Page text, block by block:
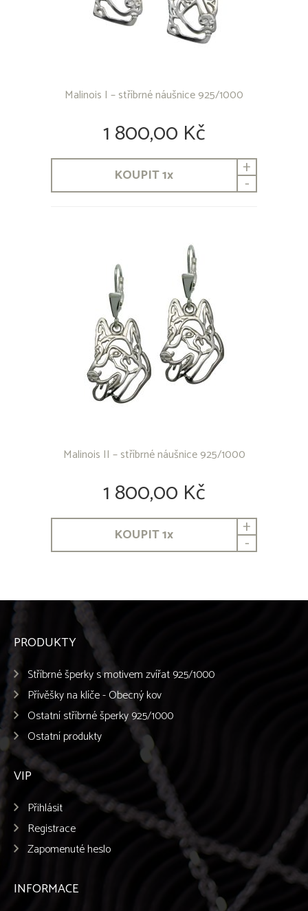
Malinois I – stříbrné náušnice 925/1000
1 800,00 Kč
KOUPIT1x +
-
Malinois II – stříbrné náušnice 925/1000
1 800,00 Kč
KOUPIT1x +
-
PRODUKTY
Stříbrné šperky s motivem zvířat 925/1000
Přívěšky na klíče - Obecný kov
Ostatní stříbrné šperky 925/1000
Ostatní produkty
VIP
Přihlásit
Registrace
Zapomenuté heslo
INFORMACE